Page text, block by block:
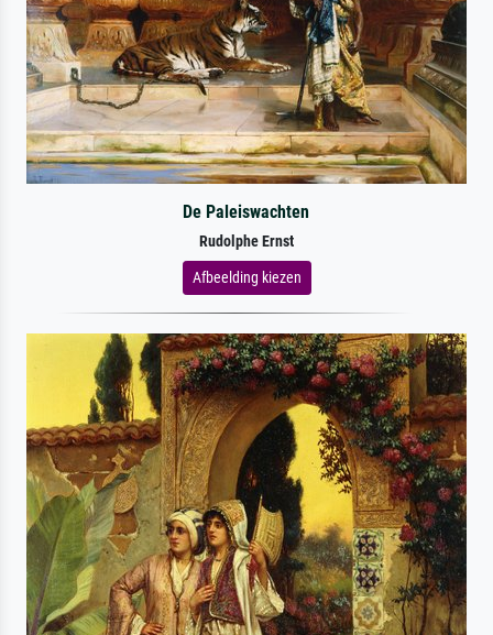
De Paleiswachten
Rudolphe Ernst
Afbeelding kiezen